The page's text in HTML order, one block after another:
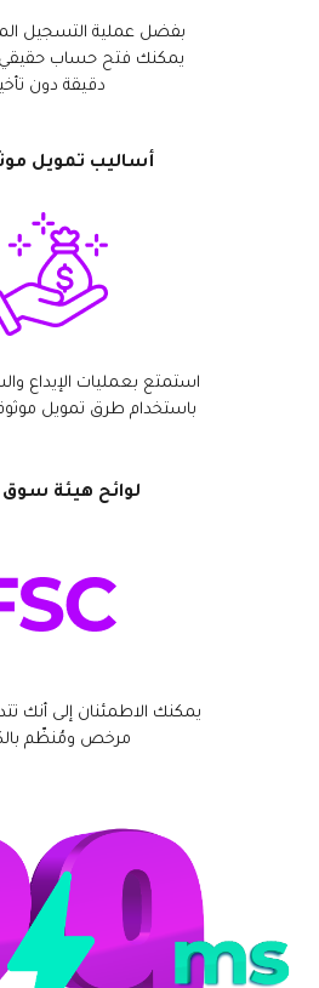
بفضل عملية التسجيل
يمكنك فتح حساب
دقيقة دون
أساليب تمويل
استمتع بعمليات الإيداع
باستخدام طرق تمويل
لوائح هيئة سوق
يمكنك الاطمئنان إلى أنك
مرخص ومُنظّم